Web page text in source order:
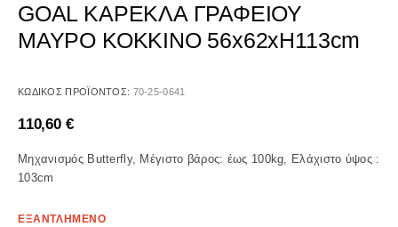
GOAL ΚΑΡΕΚΛΑ ΓΡΑΦΕΙΟΥ
ΜΑΥΡΟ ΚΟΚΚΙΝΟ 56x62xH113cm
ΚΩΔΙΚΌΣ ΠΡΟΪΌΝΤΟΣ: 70-25-0641
110,60 €
Μηχανισμός Butterfly, Μέγιστο βάρος: έως 100kg, Ελάχιστο ύψος :
103cm
ΕΞΑΝΤΛΗΜΕΝΟ